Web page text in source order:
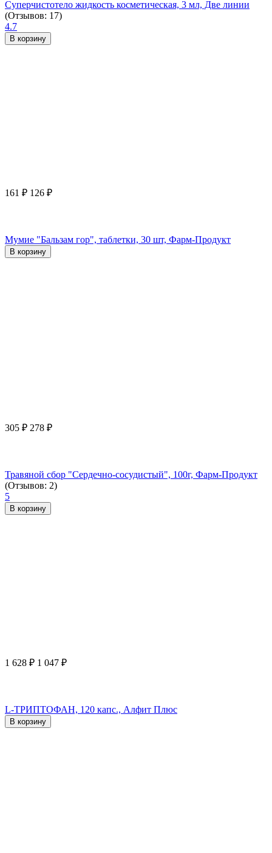
Суперчистотело жидкость косметическая, 3 мл, Две линии
(Отзывов: 17)
4.7
В корзину
161 ₽ 126 ₽
Мумие "Бальзам гор", таблетки, 30 шт, Фарм-Продукт
В корзину
305 ₽ 278 ₽
Травяной сбор "Сердечно-сосудистый", 100г, Фарм-Продукт
(Отзывов: 2)
5
В корзину
1 628 ₽ 1 047 ₽
L-ТРИПТОФАН, 120 капс., Алфит Плюс
В корзину